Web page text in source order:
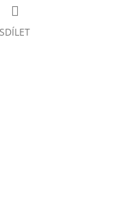
SDÍLET